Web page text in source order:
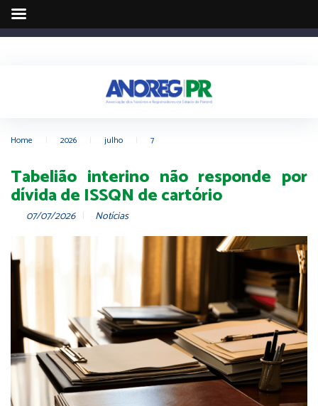
Home 2026 julho 7
Tabelião interino não responde por
dívida de ISSQN de cartório
07/07/2026 Notícias